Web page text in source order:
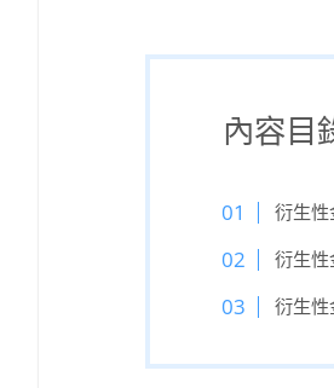
內容目
衍生性
衍生性
衍生性